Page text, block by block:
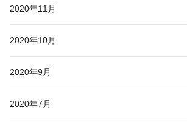
2020年11月
2020年10月
2020年9月
2020年7月